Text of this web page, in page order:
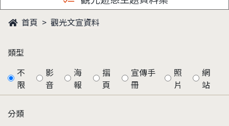
首頁 觀光文宣資料
類型
不
限
影
音
海
報
摺
頁
宣傳手
冊
照
片
網
站
分類